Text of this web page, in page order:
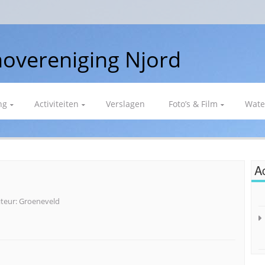
Njord
Activiteiten Verslagen Foto’s & Film
Groeneveld